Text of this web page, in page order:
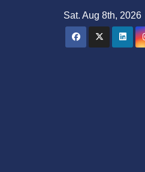
Sat. Aug 8th, 2026